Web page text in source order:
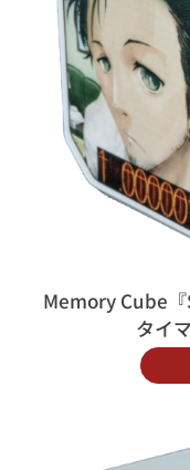
Memory Cube『
タイ